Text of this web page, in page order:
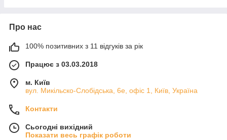
Про нас
100% позитивних з 11 відгуків за рік
Працює з 03.03.2018
м. Київ
вул. Микільско-Слобідська, 6е, офіс 1, Київ, Україна
Контакти
Сьогодні вихідний
Показати весь графік роботи